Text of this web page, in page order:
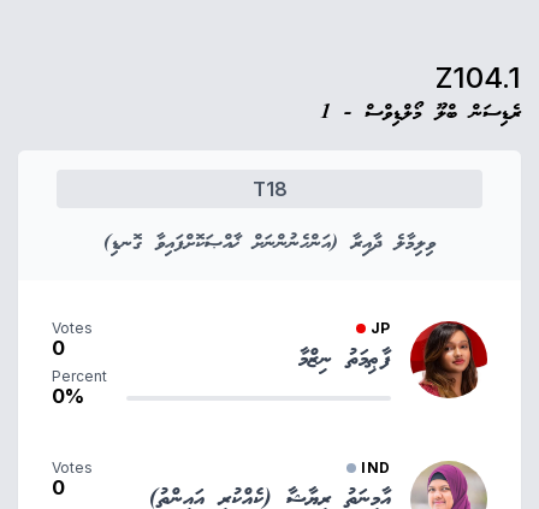
Z104.1
ރެޑިސަން ބްލޫ މޯލްޑިވްސް - 1
T18
ވިލިމާލެ ދާއިރާ (އަންހެނުންނަށް ޚާއްޞަކޮށްފައިވާ ގޮނޑި)
JP
ފާޠިމަތު ނިޒްމާ
Votes
0
Percent
0%
IND
އާމިނަތު ރިޔާޝާ (ކެއްކުރި އައިންތު)
Votes
0